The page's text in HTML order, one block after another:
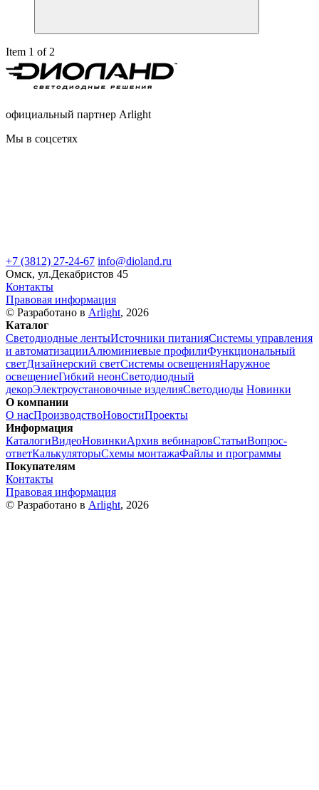
Item 1 of 2
официальный партнер Arlight
Мы в соцсетях
+7 (3812) 27-24-67 info@dioland.ru
Омск, ул.Декабристов 45
Контакты
Правовая информация
© Разработано в Arlight, 2026
Каталог
Светодиодные лентыИсточники питанияСистемы управления
и автоматизацииАлюминиевые профилиФункциональный
светДизайнерский светСистемы освещенияНаружное
освещениеГибкий неонСветодиодный
декорЭлектроустановочные изделияСветодиоды Новинки
О компании
О насПроизводствоНовостиПроекты
Информация
КаталогиВидеоНовинкиАрхив вебинаровСтатьиВопрос-
ответКалькуляторыСхемы монтажаФайлы и программы
Покупателям
Контакты
Правовая информация
© Разработано в Arlight, 2026